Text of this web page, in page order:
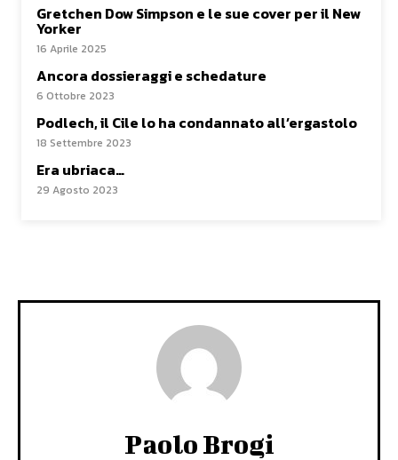
Gretchen Dow Simpson e le sue cover per il New
Yorker
16 Aprile 2025
Ancora dossieraggi e schedature
6 Ottobre 2023
Podlech, il Cile lo ha condannato all’ergastolo
18 Settembre 2023
Era ubriaca…
29 Agosto 2023
Paolo Brogi